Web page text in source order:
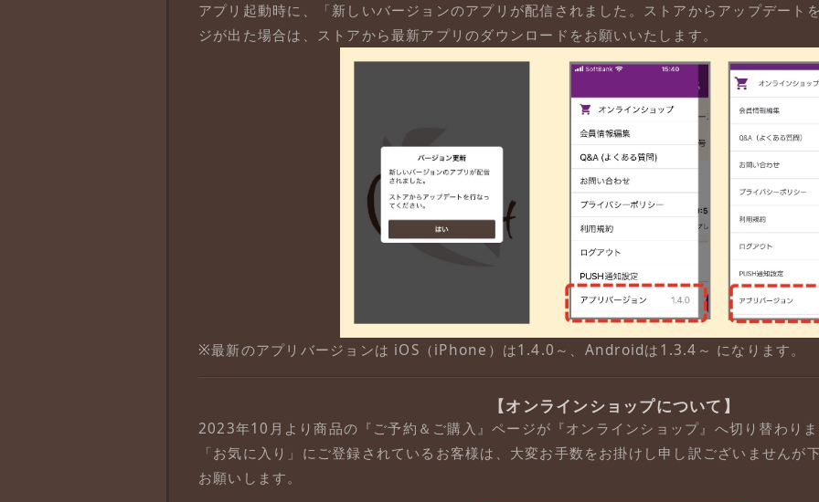
アプリ起動時に、「新しいバージョンのアプリが配信されました。ストアからアップデート
ジが出た場合は、ストアから最新アプリのダウンロードをお願いいたします。
※最新のアプリバージョンは iOS（iPhone）は1.4.0～、Androidは1.3.4～ になります。
【オンラインショップについて 】
2023年10月より商品の『ご予約＆ご購入』ページが『オンラインショップ』へ切り替わりま
「お気に入り」にご登録されているお客様は、大変お手数をお掛けし申し訳ございませんが
お願いします。